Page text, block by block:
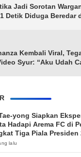
Jadi Sorotan
Detik Diduga Beredar
Kembali Viral,
Syur: “Aku Udah
yong Siapkan
Hadapi Arema FC di
Tiga Piala Presiden
lalu